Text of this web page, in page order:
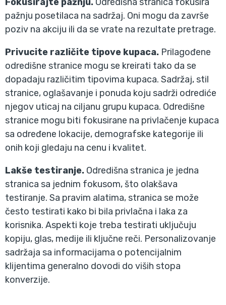
pažnju posetilaca na sadržaj. Oni mogu da završe
poziv na akciju ili da se vrate na rezultate pretrage.
Privucite različite tipove kupaca. Prilagođene
odredišne stranice mogu se kreirati tako da se
dopadaju različitim tipovima kupaca. Sadržaj, stil
stranice, oglašavanje i ponuda koju sadrži odrediće
njegov uticaj na ciljanu grupu kupaca. Odredišne
stranice mogu biti fokusirane na privlačenje kupaca
sa određene lokacije, demografske kategorije ili
onih koji gledaju na cenu i kvalitet.
Lakše testiranje. Odredišna stranica je jedna
stranica sa jednim fokusom, što olakšava
testiranje. Sa pravim alatima, stranica se može
često testirati kako bi bila privlačna i laka za
korisnika. Aspekti koje treba testirati uključuju
kopiju, glas, medije ili ključne reči. Personalizovanje
sadržaja sa informacijama o potencijalnim
klijentima generalno dovodi do viših stopa
konverzije.